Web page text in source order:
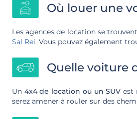
Où louer une
Les agences de location se
Sal Rei. Vous pouvez également
Quelle voiture
Un 4x4 de location ou un SUV est
serez amener à rouler sur des